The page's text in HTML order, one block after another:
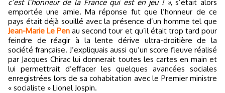
c’est l’honneur de la France qui est en jeu ! », s’était alors
emportée une amie. Ma réponse fut que l’honneur de ce
pays était déjà souillé avec la présence d’un homme tel que
Jean-Marie Le Pen au second tour et qu’il était trop tard pour
feindre de réagir à la lente dérive ultra-droitière de la
société française. J’expliquais aussi qu’un score fleuve réalisé
par Jacques Chirac lui donnerait toutes les cartes en main et
lui permettrait d’effacer les quelques avancées sociales
enregistrées lors de sa cohabitation avec le Premier ministre
« socialiste » Lionel Jospin.